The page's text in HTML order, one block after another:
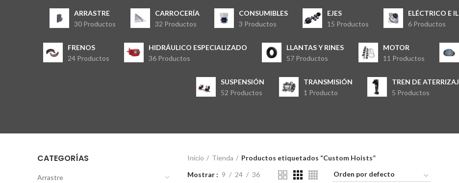
ARRASTRE
30 Productos
CARROCERÍA
32 Productos
CONSUMIBLES
3 Productos
EJES
15 Productos
ELÉCTRICO E
6 Productos
FRENOS
24 Productos
HIDRÁULICO ESPECIALIZADO
36 Productos
LLANTAS Y RINES
57 Productos
MOTOR
11 Productos
SUSPENSIÓN
52 Productos
TRANSMISIÓN
1 Producto
TREN DE
5 Productos
CATEGORÍAS
Arrastre
Inicio Tienda
Productos etiquetados “Custom Hoists”
Mostrar
9 24 36